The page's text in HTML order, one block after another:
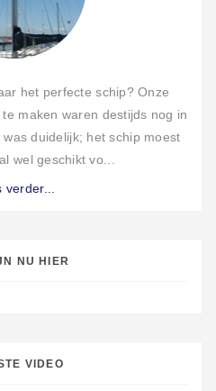
het perfecte schip? Onze
maken waren destijds nog in
was duidelijk; het schip moest
wel geschikt vo...
verder...
NU HIER
VIDEO